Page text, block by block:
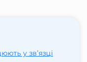
у зв’язці